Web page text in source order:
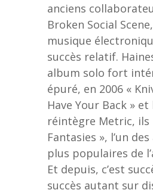
anciens
Broken Social
musique
succès relatif.
album solo fort
épuré, en 2006 «
Have Your Back » et
réintègre Metric, ils
Fantasies », l’un
plus populaires de
Et depuis, c’est
succès autant sur